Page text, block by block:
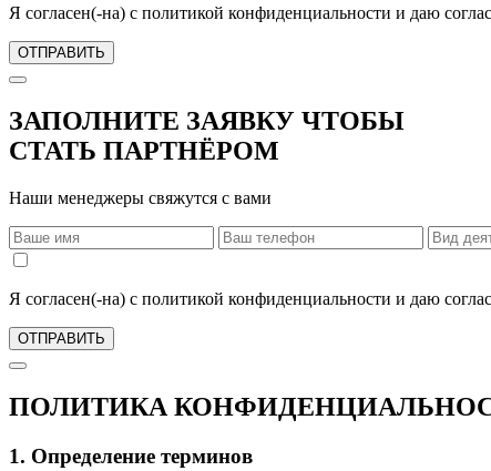
Я согласен(-на) с политикой конфиденциальности и даю
ОТПРАВИТЬ
ЗАПОЛНИТЕ ЗАЯВКУ ЧТОБЫ
СТАТЬ ПАРТНЁРОМ
Наши менеджеры свяжутся с вами
Я согласен(-на) с политикой конфиденциальности и даю
ОТПРАВИТЬ
ПОЛИТИКА
1. Определение терминов